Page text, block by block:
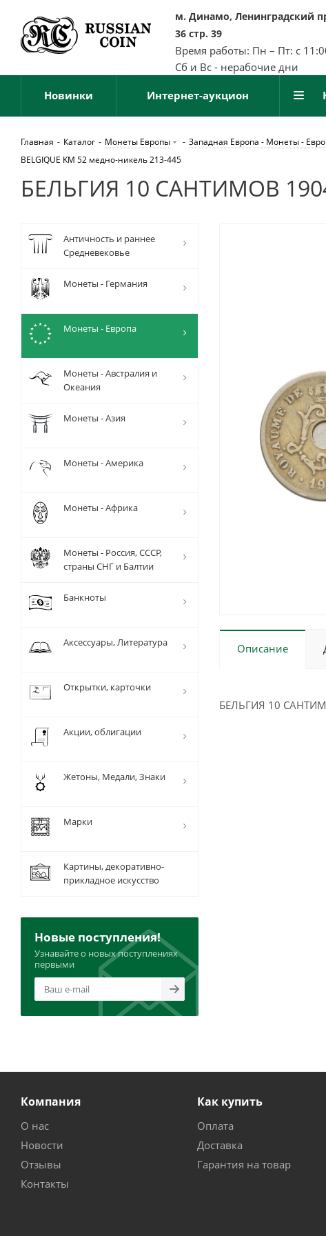
м. Динамо, Ленинградский
36 стр. 39
Время работы: Пн – Пт: с
Сб и Вс - нерабочие дни
Новинки Интернет-аукцион
Главная - Каталог - Монеты Европы - Западная Европа - Монеты -
BELGIQUE KM 52 медно-никель 213-445
БЕЛЬГИЯ 10 САНТИМОВ 1904
Описание
БЕЛЬГИЯ 10
Античность и раннее
Средневековье
Монеты - Германия
Монеты - Европа
Монеты - Австралия и
Океания
Монеты - Азия
Монеты - Америка
Монеты - Африка
Монеты - Россия, СССР,
страны СНГ и Балтии
Банкноты
Аксессуары, Литература
Открытки, карточки
Акции, облигации
Жетоны, Медали, Знаки
Марки
Картины, декоративно-
прикладное искусство
Новые поступления!
Узнавайте о новых поступлениях
первыми
Компания
О нас
Новости
Отзывы
Контакты
Как купить
Оплата
Доставка
Гарантия на товар